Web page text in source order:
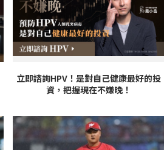
立即諮詢HPV！是對自己健康最好的投
資，把握現在不嫌晚！